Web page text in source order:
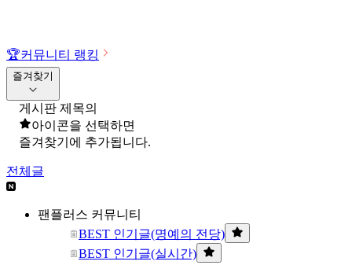
🏆커뮤니티 랭킹
즐겨찾기
게시판 제목의
아이콘을 선택하면
즐겨찾기에 추가됩니다.
전체글
팬플러스 커뮤니티
BEST 인기글(명예의 전당)
BEST 인기글(실시간)